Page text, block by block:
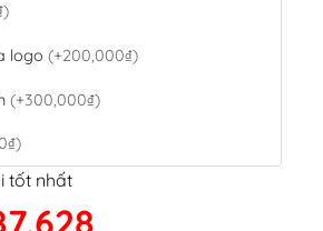
logo (+200,000₫)
(+300,000₫)
tốt nhất